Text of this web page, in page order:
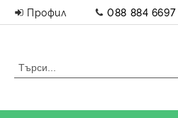
Профил 088 884 6697